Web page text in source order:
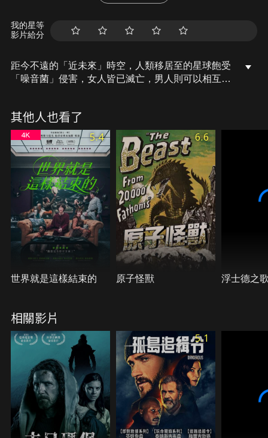
我的星等
影片給分
距今不遠的「近未來」時空，人類移居至的星球飽受
「噪音菌」侵害，女人皆已滅亡，男人則可以相互竊
莉 飾），兩人身處危機四伏的人類小鎮，為保衛薇拉
的安危只得奔走逃亡，卻也意外發現牽動世界安危的
暗黑秘密......
其他人也看了
5.4
世界就是這樣結束的
6.6
原子怪獸 浮士德之
相關影片
5.1